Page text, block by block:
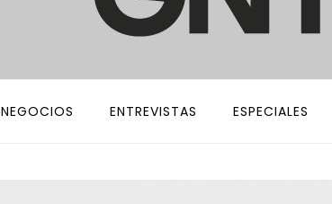
NEGOCIOS ENTREVISTAS ESPECIALES